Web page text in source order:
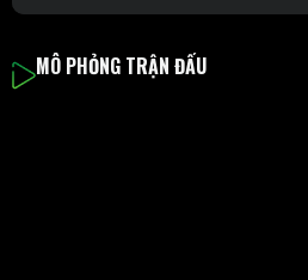
MÔ PHỎNG TRẬN ĐẤU